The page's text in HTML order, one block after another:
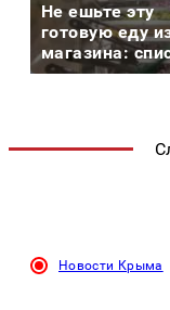
Не ешьте эту
готовую еду
магазина:
Новости Крыма